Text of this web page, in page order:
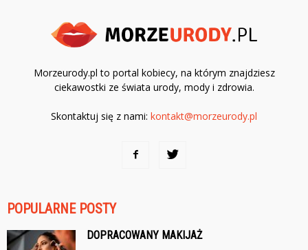
Morzeurody.pl to portal kobiecy, na którym znajdziesz
ciekawostki ze świata urody, mody i zdrowia.
Skontaktuj się z nami: kontakt@morzeurody.pl
POPULARNE POSTY
DOPRACOWANY MAKIJAŻ